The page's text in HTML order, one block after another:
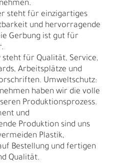
steht für einzigartiges
und hervorragende
Gerbung ist gut für
steht für Qualität, Service,
Arbeitsplätze und
Umweltschutz:
haben wir die volle
Produktionsprozess.
und
Produktion sind uns
Plastik,
Bestellung und fertigen
Qualität.